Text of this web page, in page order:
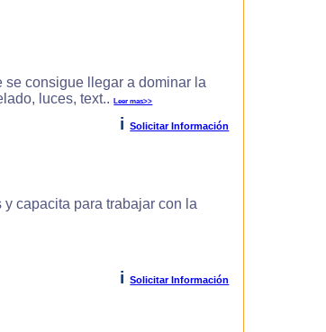
se consigue llegar a dominar la
luces, text..Leer mas>>
i Solicitar Información
capacita para trabajar con la
i Solicitar Información